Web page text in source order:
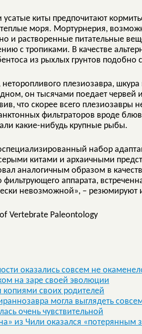
киты предпочитают
моря. Мортурнерия,
и растворенные питательные
с тропиками. В качестве
из рыхлых грунтов подобно
плезиозавра,
он тысячами поедает червей
что скорее всего плезиозавры
фильтраторов вроде
какие-нибудь крупные рыбы.
набор
китами и архаичными
аналогичным образом в
фильтрующего аппарата,
невозможной», – резюмируют
Vertebrate Paleontology
оказались совсем не
на заре своей эволюции
своих родителей
могла выглядеть
очень чувствительной
из Чили оказался «потерянным